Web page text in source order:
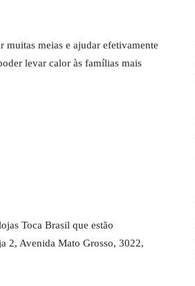
muitas meias e ajudar efetivamente
levar calor às famílias mais
Toca Brasil que estão
2, Avenida Mato Grosso, 3022,